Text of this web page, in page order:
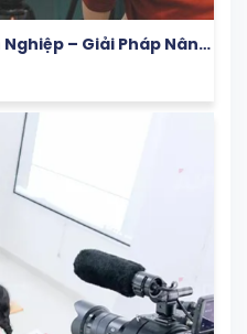
– Giải Pháp Nâng
Nguyên Số